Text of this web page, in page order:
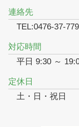
連絡先
TEL:0476-37-
対応時間
平日 9:30 ～
定休日
土・日・祝日